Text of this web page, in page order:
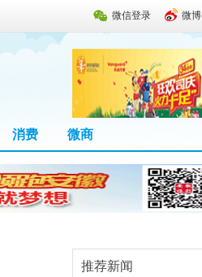
微信登录 微
消费 微商
推荐新闻